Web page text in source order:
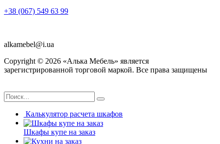
+38 (067) 549 63 99
alkamebel@i.ua
Copyright © 2026 «Алька Мебель» является
зарегистрированной торговой маркой. Все права защищены
Калькулятор расчета шкафов
Шкафы купе на заказ